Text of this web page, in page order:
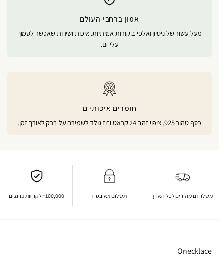
אמון ברחבי העולם
מעל עשור של ניסיון ואלפי ביקורות אמיתיות. איכות ושירות שאפשר לסמוך
עליהם.
חומרים איכותיים
כסף טהור 925, ציפוי זהב 24 קראט ורוז גולד לשמירה על ברק לאורך זמן.
משלוחים מהירים לכל הארץ תשלום מאובטח 100,000+ לקוחות מרוצים
Onecklace